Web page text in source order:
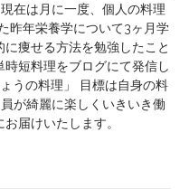
在は月に一度、個人の料理
昨年栄養学について3ヶ月学
痩せる方法を勉強したこと
短料理をブログにて発信し
うの料理」 目標は自身の料
が綺麗に楽しくいきいき働
届けいたします。